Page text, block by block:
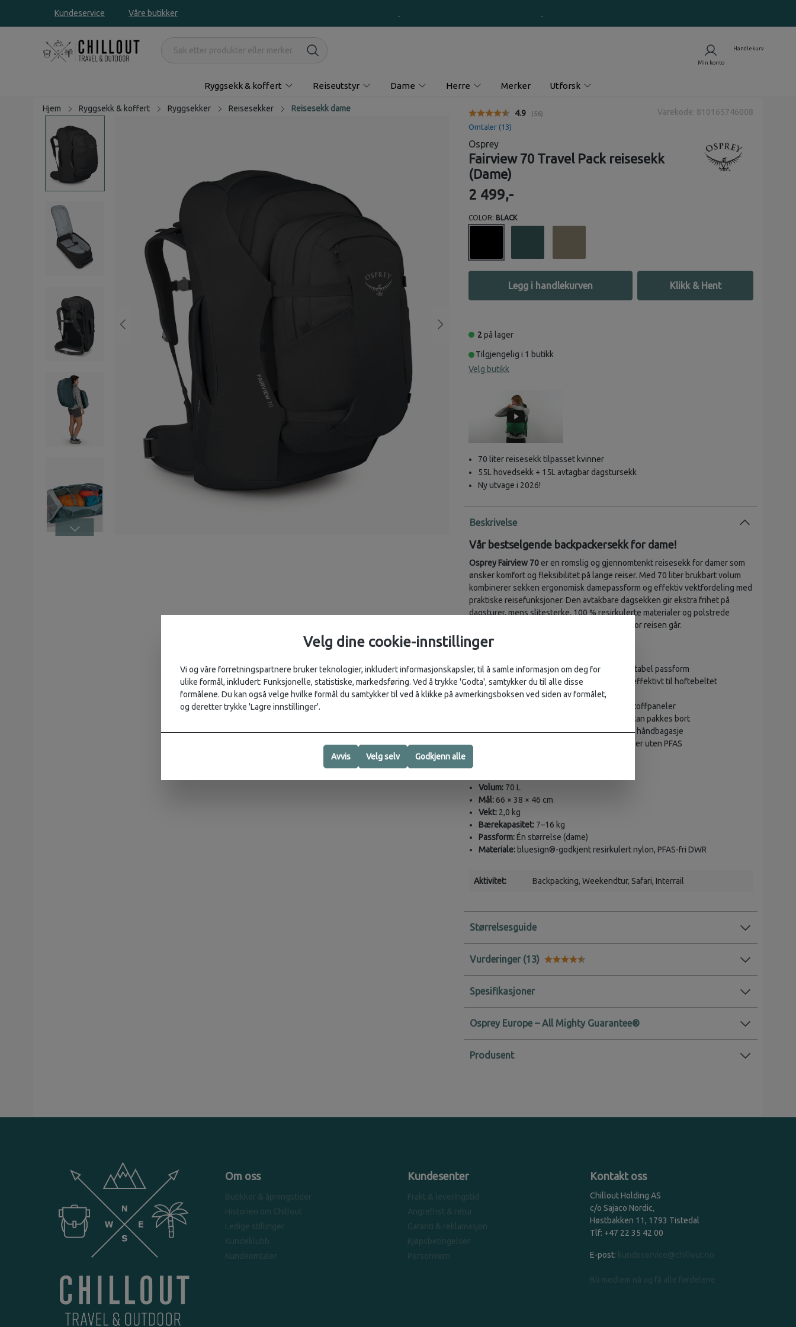
Kundeservice Våre butikker
Ryggsekk & koffert Reiseutstyr Dame Herre Merker Utforsk
Hjem Ryggsekk & koffert Ryggsekker Reisesekker Reisesekk dame
Gjennomsnittskarakter:
4.9 ( stemmer:
56)
Omtaler (13)
Varekode: 810165746008
Osprey
Fairview 70 Travel Pack reisesekk
(Dame)
2 499,-
COLOR: BLACK
Legg i handlekurven Klikk & Hent
2 på lager
Tilgjengelig i 1 butikk
Velg butikk
70 liter reisesekk tilpasset kvinner
55L hovedsekk + 15L avtagbar dagstursekk
Ny utvage i 2026!
Beskrivelse
Vår bestselgende backpackersekk for dame!
Osprey Fairview 70er en romslig og gjennomtenkt reisesekk for damer som
ønsker komfort og fleksibilitet på lange reiser. Med 70 liter brukbart volum
kombinerer sekken ergonomisk damepassform og effektiv vektfordeling med
praktiske reisefunksjoner. Den avtakbare dagsekken gir ekstra frihet på
dagsturer, mens slitesterke, 100 % resirkulerte materialer og polstrede
sidevegger beskytter utstyret ditt uansett hvor reisen går.
Egenskaper:
Justerbar rygglengde for presis og komfortabel passform
Lett LightWire-ramme som overfører vekt effektivt til hoftebeltet
Stor frontåpning med låsbare glidelåser
WingJacket™ kompresjonsstropper med stoffpaneler
Ryggpanel, skulderremmer og hoftebelte kan pakkes bort
Avtakbar dagsekk (15 L) for dagsturer eller håndbagasje
bluesign®-godkjente, resirkulerte materialer uten PFAS
Spesifikasjoner:
Volum:70 L
Mål:66 × 38 × 46 cm
Vekt:2,0 kg
Bærekapasitet:7–16 kg
Passform:Én størrelse (dame)
Materiale:bluesign®-godkjent resirkulert nylon, PFAS-fri DWR
Aktivitet: Backpacking, Weekendtur, Safari, Interrail
Størrelsesguide
Vurderinger
Spesifikasjoner
Osprey Europe – All Mighty Guarantee®
Produsent
Om oss
Butikker & åpningstider
Historien om Chillout
Ledige stillinger
Kundeklubb
Kundeomtaler
Kundesenter
Frakt & leveringstid
Angrefrist & retur
Garanti & reklamasjon
Kjøpsbetingelser
Personvern
Kontakt oss
Chillout Holding AS
c/o Sajaco Nordic,
Høstbakken 11, 1793 Tistedal
Tlf: +47 22 35 42 00
E-post: kundeservice@chillout.no
Bli medlem nå og få alle fordelene
Velg dine cookie-innstillinger
Vi og våre forretningspartnere bruker teknologier, inkludert informasjonskapsler, til å samle informasjon om deg for
ulike formål, inkludert: Funksjonelle, statistiske, markedsføring. Ved å trykke 'Godta', samtykker du til alle disse
formålene. Du kan også velge hvilke formål du samtykker til ved å klikke på avmerkingsboksen ved siden av formålet,
og deretter trykke 'Lagre innstillinger'.
Avvis Velg selv Godkjenn alle